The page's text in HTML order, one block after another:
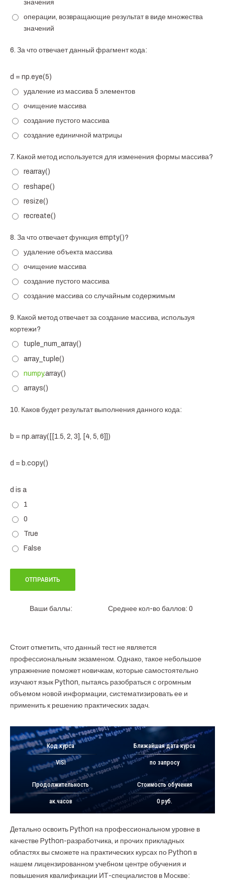
значения
операции, возвращающие результат в виде множества
значений
6. За что отвечает данный фрагмент кода:
d = np.eye(5)
удаление из массива 5 элементов
очищение массива
создание пустого массива
создание единичной матрицы
7. Какой метод используется для изменения формы массива?
rearray()
reshape()
resize()
recreate()
8. За что отвечает функция empty()?
удаление объекта массива
очищение массива
создание пустого массива
создание массива со случайным содержимым
9. Какой метод отвечает за создание массива, используя
кортежи?
tuple_num_array()
array_tuple()
numpy.array()
arrays()
10. Каков будет результат выполнения данного кода:
b = np.array([[1.5, 2, 3], [4, 5, 6]])
d = b.copy()
d is a
1
0
True
False
Ваши баллы: Среднее кол-во баллов: 0
Стоит отметить, что данный тест не является
профессиональным экзаменом. Однако, такое небольшое
упражнение поможет новичкам, которые самостоятельно
изучают язык Python, пытаясь разобраться с огромным
объемом новой информации, систематизировать ее и
применить к решению практических задач.
Код курса
VISI
Ближайшая дата курса
по запросу
Продолжительность
ак.часов
Стоимость обучения
0 руб.
Детально освоить Python на профессиональном уровне в
качестве Python-разработчика, и прочих прикладных
областях вы сможете на практических курсах по Python в
нашем лицензированном учебном центре обучения и
повышения квалификации ИТ-специалистов в Москве: